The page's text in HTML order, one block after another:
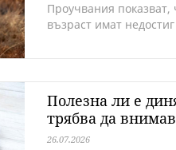
Проучвания показват,
възраст имат
Полезна ли е
трябва да
26.07.2026